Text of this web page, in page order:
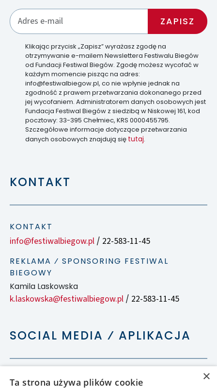
Klikając przycisk „Zapisz” wyrażasz zgodę na
otrzymywanie e-mailem Newslettera Festiwalu Biegów
od Fundacji Festiwal Biegów. Zgodę możesz wycofać w
każdym momencie pisząc na adres:
info@festiwalbiegow.pl, co nie wpłynie jednak na
zgodność z prawem przetwarzania dokonanego przed
jej wycofaniem. Administratorem danych osobowych jest
Fundacja Festiwal Biegów z siedzibą w Niskowej 161, kod
pocztowy: 33-395 Chełmiec, KRS 0000455795.
Szczegółowe informacje dotyczące przetwarzania
danych osobowych znajdują się tutaj.
KONTAKT
KONTAKT
info@festiwalbiegow.pl / 22-583-11-45
REKLAMA ⁄ SPONSORING FESTIWAL
BIEGOWY
Kamila Laskowska
k.laskowska@festiwalbiegow.pl / 22-583-11-45
SOCIAL MEDIA ⁄ APLIKACJA
×
Ta strona używa plików cookie